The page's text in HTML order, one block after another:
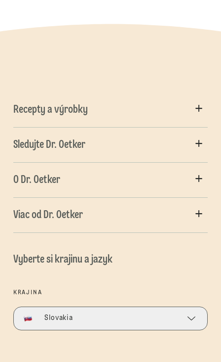
Recepty a výrobky
Sledujte Dr. Oetker
O Dr. Oetker
Viac od Dr. Oetker
Vyberte si krajinu a jazyk
KRAJINA
Slovakia